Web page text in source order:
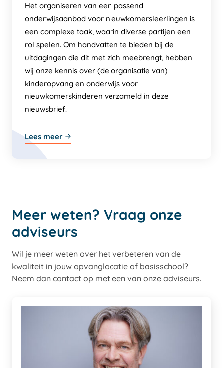
Het organiseren van een passend
onderwijsaanbod voor nieuwkomersleerlingen is
een complexe taak, waarin diverse partijen een
rol spelen. Om handvatten te bieden bij de
uitdagingen die dit met zich meebrengt, hebben
wij onze kennis over (de organisatie van)
kinderopvang en onderwijs voor
nieuwkomerskinderen verzameld in deze
nieuwsbrief.
Lees meer
Meer weten? Vraag onze
adviseurs
Wil je meer weten over het verbeteren van de
kwaliteit in jouw opvanglocatie of basisschool?
Neem dan contact op met een van onze adviseurs.